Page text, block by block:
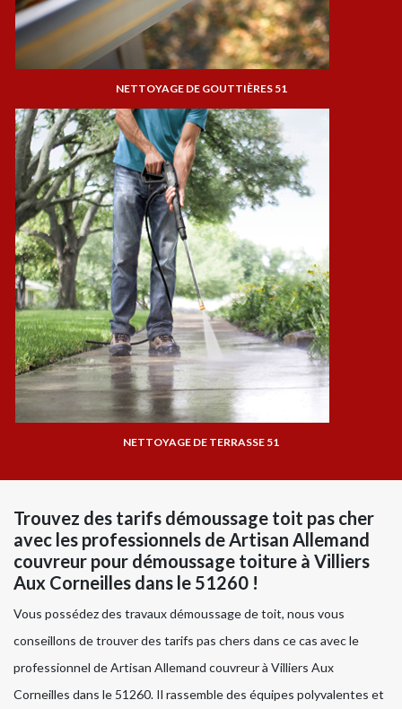
NETTOYAGE DE GOUTTIÈRES 51
NETTOYAGE DE TERRASSE 51
Trouvez des tarifs démoussage toit pas cher
avec les professionnels de Artisan Allemand
couvreur pour démoussage toiture à Villiers
Aux Corneilles dans le 51260 !
Vous possédez des travaux démoussage de toit, nous vous
conseillons de trouver des tarifs pas chers dans ce cas avec le
professionnel de Artisan Allemand couvreur à Villiers Aux
Corneilles dans le 51260. Il rassemble des équipes polyvalentes et